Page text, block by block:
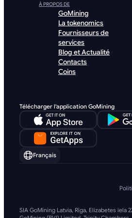
À PROPOS DE
GoMining
La tokenomics
Fournisseurs de
services
Blog et Actualité
Contacts
Coins
Télécharger l'application GoMining
Français
SIA GoMining Latvia, Rīga, Elizabetes iela